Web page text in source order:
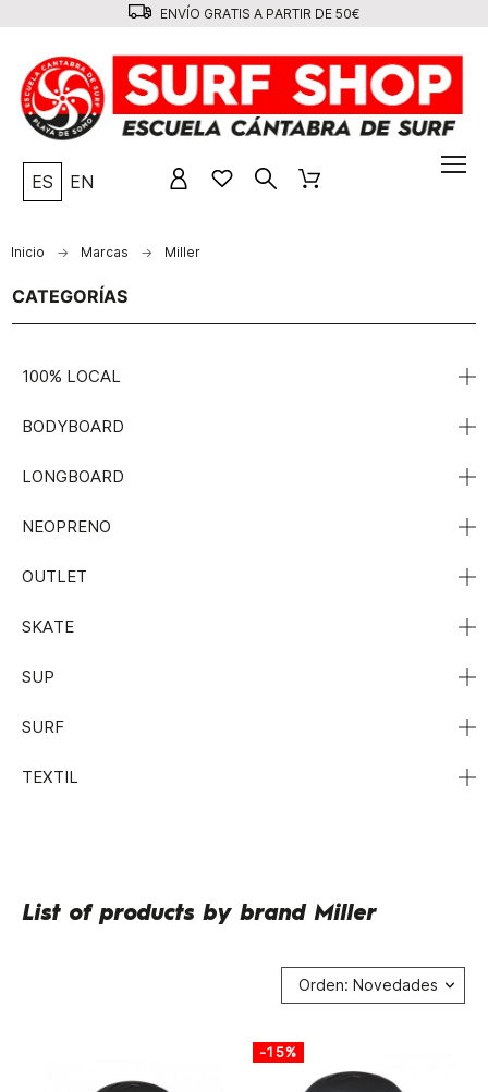
ENVÍO GRATIS A PARTIR DE 50€
ES EN
Inicio Marcas Miller
CATEGORÍAS
100% LOCAL
BODYBOARD
LONGBOARD
NEOPRENO
OUTLET
SKATE
SUP
SURF
TEXTIL
List of products by brand Miller
Orden: Novedades
-15%